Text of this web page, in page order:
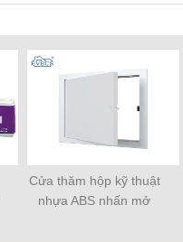
Cửa thăm hộp kỹ thuật
nhựa ABS nhấn mở